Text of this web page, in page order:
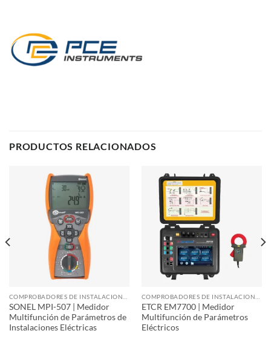
PRODUCTOS RELACIONADOS
SONEL MPI-507 | Medidor
Multifunción de Parámetros de
Instalaciones Eléctricas
ETCR EM7700 | Medidor
Multifunción de Parámetros
Eléctricos